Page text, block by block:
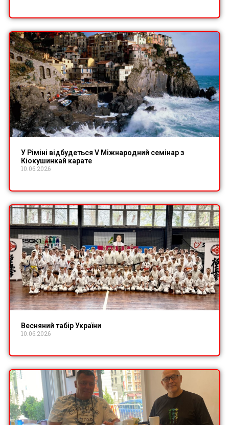
У Ріміні відбудеться V Міжнародний семінар з
Кіокушинкай карате
10.06.2026
Весняний табір України
10.06.2026